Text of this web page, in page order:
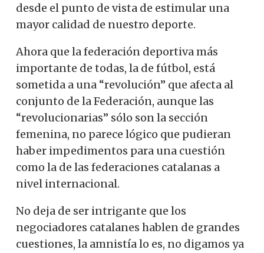
desde el punto de vista de estimular una
mayor calidad de nuestro deporte.
Ahora que la federación deportiva más
importante de todas, la de fútbol, ​​está
sometida a una “revolución” que afecta al
conjunto de la Federación, aunque las
“revolucionarias” sólo son la sección
femenina, no parece lógico que pudieran
haber impedimentos para una cuestión
como la de las federaciones catalanas a
nivel internacional.
No deja de ser intrigante que los
negociadores catalanes hablen de grandes
cuestiones, la amnistía lo es, no digamos ya